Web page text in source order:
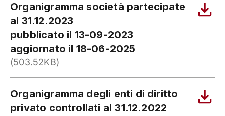
Organigramma società partecipate
al 31.12.2023
pubblicato il 13-09-2023
aggiornato il 18-06-2025
(503.52KB)
Organigramma degli enti di diritto
privato controllati al 31.12.2022